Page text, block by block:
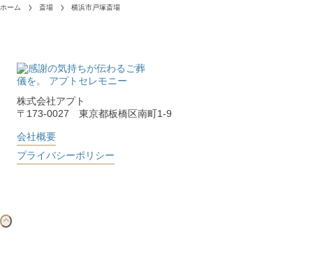
ホーム 斎場 横浜市戸塚斎場
株式会社アプト
〒173-0027 東京都板橋区南町1-9
会社概要
プライバシーポリシー